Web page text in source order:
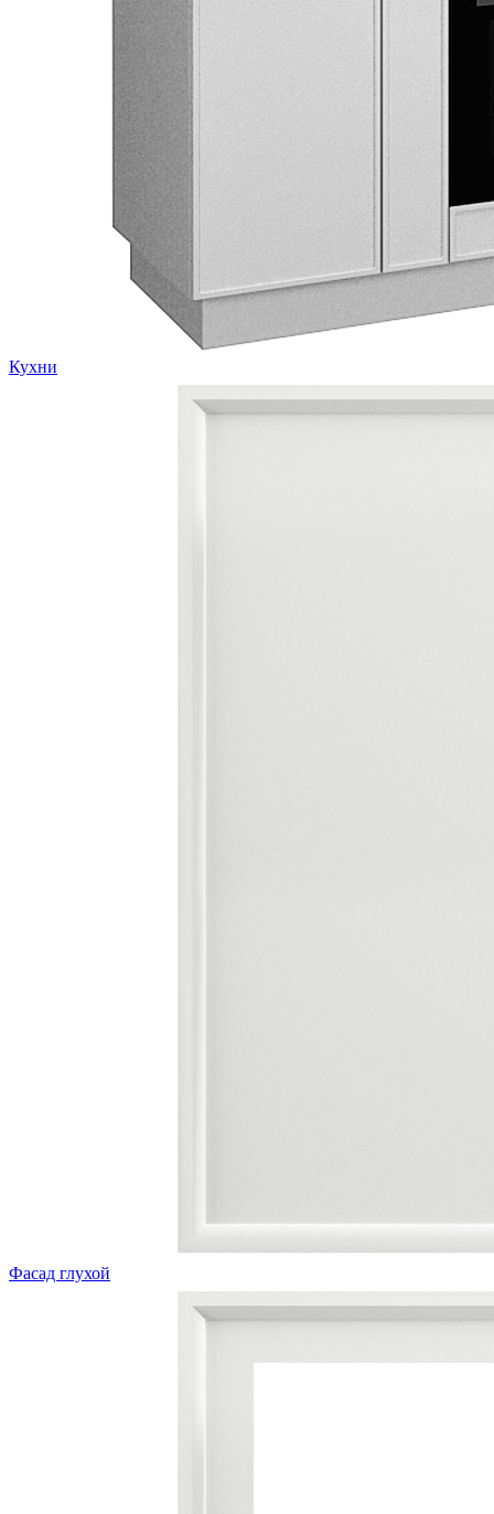
Кухни
Фасад глухой